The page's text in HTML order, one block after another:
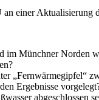
einer
Münchner Norden
„Fernwärmegipfel“
Ergebnisse
abgeschlossen